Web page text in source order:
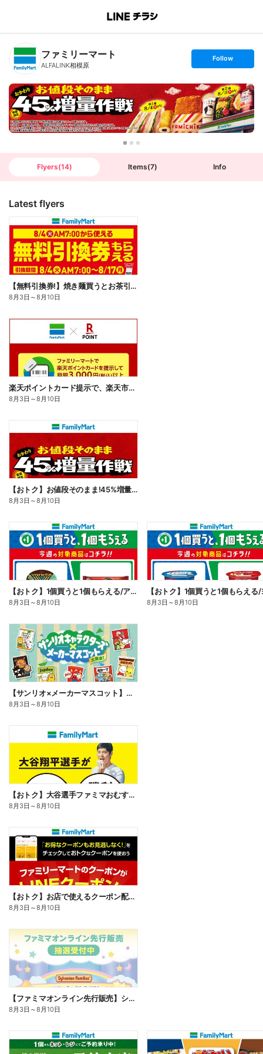
B
n
T
ファミリーマート
ALFALINK相模原
s
t
o
l
l
o
w
Follow
Flyers(14) Items(7) Info
Latest flyers
【無料引換券!】焼き麺買うとお茶引換券貰える!
8月3日 ～8月10日
楽天ポイントカード提示で、楽天市場でのお買い物がおトクに!
8月3日 ～8月10日
【おトク】お値段そのまま!45%増量作戦!
8月3日 ～8月10日
【おトク】1個買うと1個もらえる/アイス
8月3日 ～8月10日 8月3日 ～8月10日
【サンリオ×メーカーマスコット】オリジナルグッズ貰える!
8月3日 ～8月10日
【おトク】大谷選手ファミマおむすび割
8月3日 ～8月10日
【おトク】お店で使えるクーポン配信中
8月3日 ～8月10日
【ファミマオンライン先行販売】シルバニアファミリー
8月3日 ～8月10日